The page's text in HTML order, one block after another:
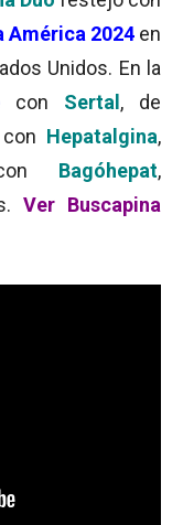
América 2024en
Unidos. En la
con Sertal , de
Hepatalgina,
Bagóhepat,
Ver Buscapina